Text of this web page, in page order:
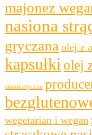
majonez
nasiona
gryczana olej z
kapsułki olej
automatyczne
wegetarian i wegan